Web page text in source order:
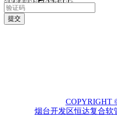
COPYRIGHT
烟台开发区恒达复合软